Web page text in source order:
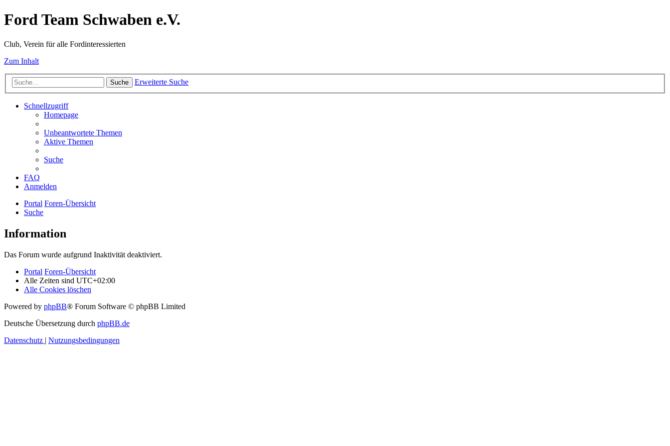
Ford Team Schwaben e.V.
Club, Verein für alle Fordinteressierten
Zum Inhalt
Suche Erweiterte Suche
Schnellzugriff
Homepage
Unbeantwortete Themen
Aktive Themen
Suche
FAQ
Anmelden
Portal Foren-Übersicht
Suche
Information
Das Forum wurde aufgrund Inaktivität deaktiviert.
Portal Foren-Übersicht
Alle Zeiten sind UTC+02:00
Alle Cookies löschen
Powered by phpBB® Forum Software © phpBB Limited
Deutsche Übersetzung durch phpBB.de
Datenschutz | Nutzungsbedingungen